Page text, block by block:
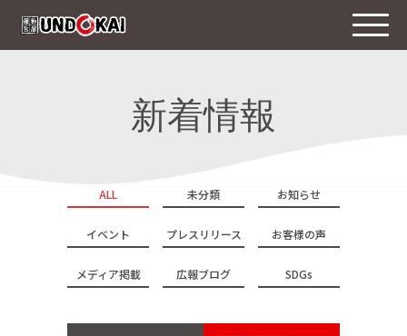
新着情報
ALL 未分類 お知らせ
イベント プレスリリース お客様の声
メディア掲載 広報ブログ SDGs